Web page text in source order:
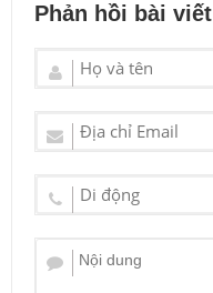
Phản hồi bài viết